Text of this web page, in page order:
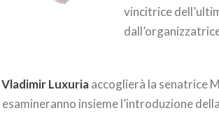
vincitrice
Vladimir Luxuriaaccoglierà la senatrice
insieme l’introduzione della